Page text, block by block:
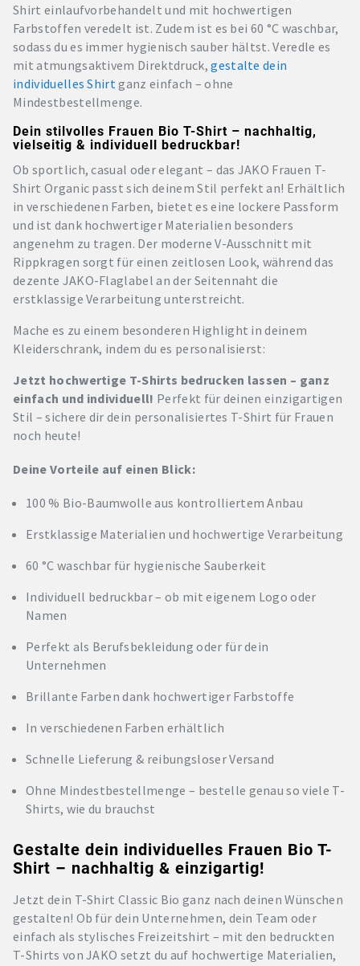
Shirt einlaufvorbehandelt und mit hochwertigen
Farbstoffen veredelt ist. Zudem ist es bei 60 °C waschbar,
sodass du es immer hygienisch sauber hältst. Veredle es
mit atmungsaktivem Direktdruck,gestalte dein
individuelles Shirt ganz einfach – ohne
Mindestbestellmenge.
Dein stilvolles Frauen Bio T-Shirt – nachhaltig,
vielseitig & individuell bedruckbar!
Ob sportlich, casual oder elegant – das JAKO Frauen T-
Shirt Organic passt sich deinem Stil perfekt an! Erhältlich
in verschiedenen Farben, bietet es eine lockere Passform
und ist dank hochwertiger Materialien besonders
angenehm zu tragen. Der moderne V-Ausschnitt mit
Rippkragen sorgt für einen zeitlosen Look, während das
dezente JAKO-Flaglabel an der Seitennaht die
erstklassige Verarbeitung unterstreicht.
Mache es zu einem besonderen Highlight in deinem
Kleiderschrank, indem du es personalisierst:
Jetzt hochwertige T-Shirts bedrucken lassen – ganz
einfach und individuell! Perfekt für deinen einzigartigen
Stil – sichere dir dein personalisiertes T-Shirt für Frauen
noch heute!
Deine Vorteile auf einen Blick:
100 % Bio-Baumwolle aus kontrolliertem Anbau
Erstklassige Materialien und hochwertige Verarbeitung
60 °C waschbar für hygienische Sauberkeit
Individuell bedruckbar – ob mit eigenem Logo oder
Namen
Perfekt als Berufsbekleidung oder für dein
Unternehmen
Brillante Farben dank hochwertiger Farbstoffe
In verschiedenen Farben erhältlich
Schnelle Lieferung & reibungsloser Versand
Ohne Mindestbestellmenge – bestelle genau so viele T-
Shirts, wie du brauchst
Gestalte dein individuelles Frauen Bio T-
Shirt – nachhaltig & einzigartig!
Jetzt dein T-Shirt Classic Bio ganz nach deinen Wünschen
gestalten! Ob für dein Unternehmen, dein Team oder
einfach als stylisches Freizeitshirt – mit den bedruckten
T-Shirts von JAKO setzt du auf hochwertige Materialien,